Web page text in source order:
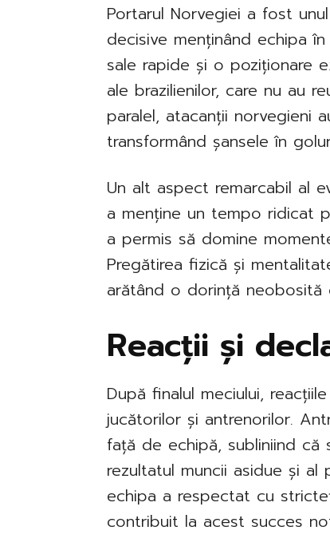
Portarul Norvegiei a fost
decisive menținând echipa
sale rapide și o poziționare
ale brazilienilor, care nu au
paralel, atacanții norvegieni
transformând șansele în
Un alt aspect remarcabil al
a menține un tempo ridicat
a permis să domine
Pregătirea fizică și
arătând o dorință
Reacții și
După finalul meciului,
jucătorilor și antrenorilor.
față de echipă, subliniind că
rezultatul muncii asidue și
echipa a respectat cu
contribuit la acest succes